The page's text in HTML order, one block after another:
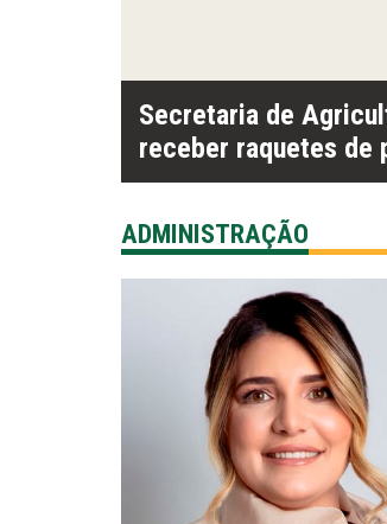
Secretaria de
receber raquetes de
ADMINISTRAÇÃO